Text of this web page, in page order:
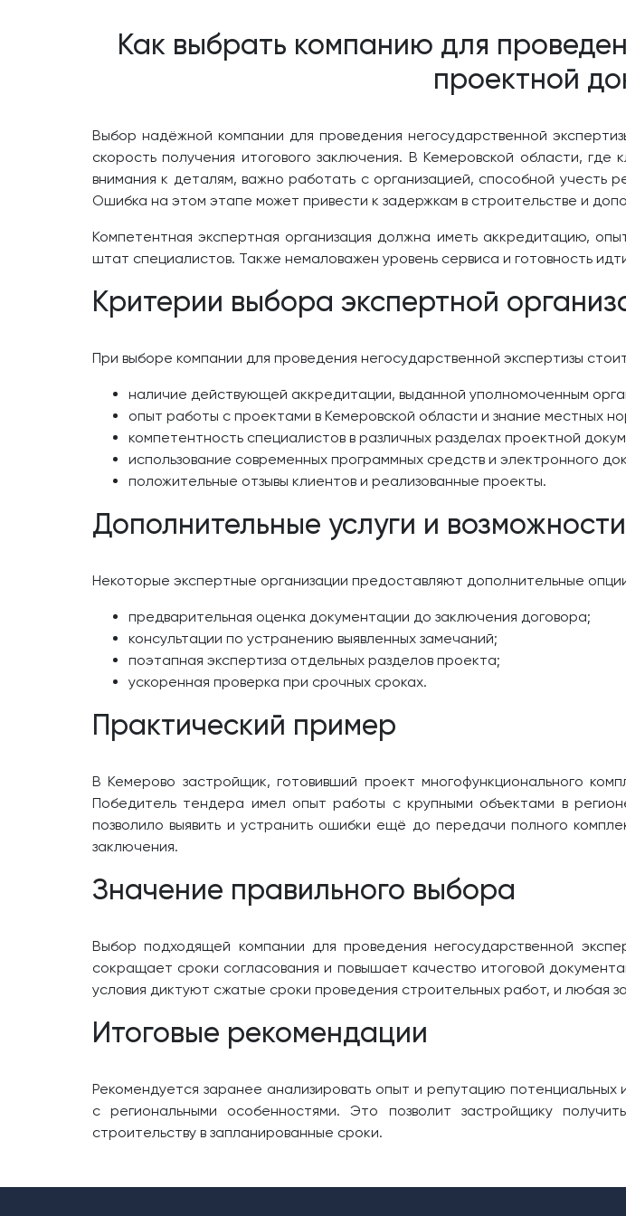
Как выбрать компанию для
проектной
Выбор надёжной компании для проведения негосударственной
скорость получения итогового заключения. В Кемеровской области,
внимания к деталям, важно работать с организацией, способной учесть
Ошибка на этом этапе может привести к задержкам в строительстве и
Компетентная экспертная организация должна иметь аккредитацию,
штат специалистов. Также немаловажен уровень сервиса и готовность
Критерии выбора экспертной
При выборе компании для проведения негосударственной экспертизы
наличие действующей аккредитации, выданной уполномоченным
опыт работы с проектами в Кемеровской области и знание местных
компетентность специалистов в различных разделах проектной
использование современных программных средств и электронного
положительные отзывы клиентов и реализованные проекты.
Дополнительные услуги и возможности
Некоторые экспертные организации предоставляют дополнительные
предварительная оценка документации до заключения договора;
консультации по устранению выявленных замечаний;
поэтапная экспертиза отдельных разделов проекта;
ускоренная проверка при срочных сроках.
Практический пример
В Кемерово застройщик, готовивший проект многофункционального
Победитель тендера имел опыт работы с крупными объектами в
позволило выявить и устранить ошибки ещё до передачи полного
заключения.
Значение правильного выбора
Выбор подходящей компании для проведения негосударственной
сокращает сроки согласования и повышает качество итоговой
условия диктуют сжатые сроки проведения строительных работ, и любая
Итоговые рекомендации
Рекомендуется заранее анализировать опыт и репутацию
с региональными особенностями. Это позволит застройщику
строительству в запланированные сроки.